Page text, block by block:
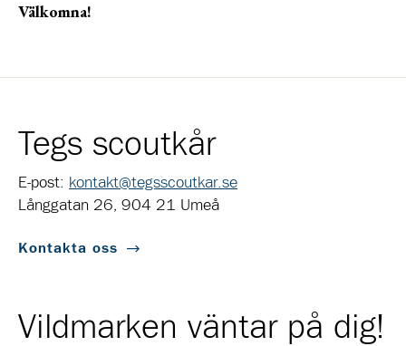
Välkomna!
Tegs scoutkår
E-post: kontakt@tegsscoutkar.se
Långgatan 26, 904 21 Umeå
Kontakta oss
Vildmarken väntar på dig!